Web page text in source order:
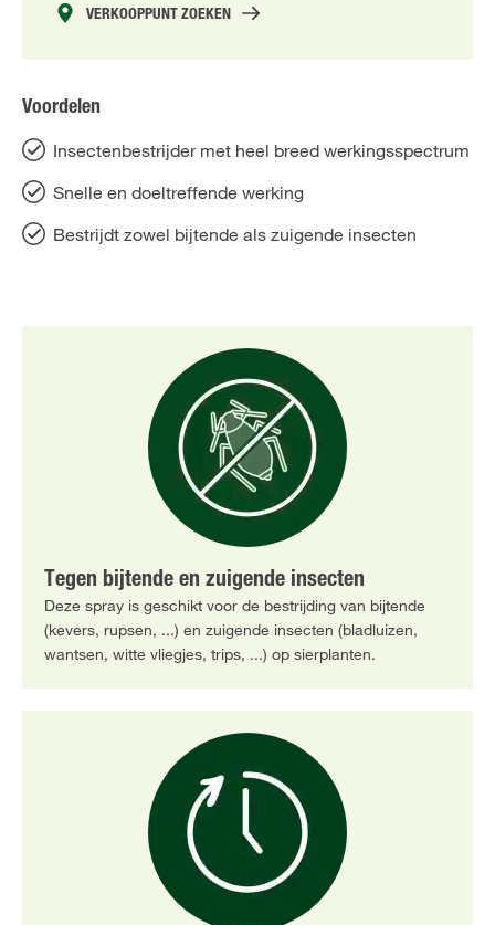
VERKOOPPUNT ZOEKEN
Voordelen
Insectenbestrijder met heel breed werkingsspectrum
Snelle en doeltreffende werking
Bestrijdt zowel bijtende als zuigende insecten
Tegen bijtende en zuigende insecten
Deze spray is geschikt voor de bestrijding van bijtende
(kevers, rupsen, ...) en zuigende insecten (bladluizen,
wantsen, witte vliegjes, trips, ...) op sierplanten.